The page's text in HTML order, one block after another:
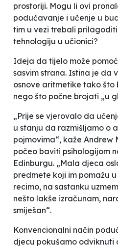
prostoriji. Mogu li ovi
podučavanje i učenje u
tim u vezi trebali
tehnologiju u učionici?
Ideja da tijelo može
sasvim strana. Istina je da
osnove aritmetike tako što
nego što počne brojati „u
„Prije se vjerovalo da
u stanju da razmišljamo o
pojmovima“, kaže Andrew
počeo baviti psihologijom
Edinburgu. „Mala djeca
predmete koji im pomažu
recimo, na sastanku
nešto lakše izračunam,
smiješan“.
Konvencionalni način
djecu pokušamo odviknuti